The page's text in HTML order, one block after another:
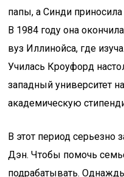
папы, а Синди
В 1984 году она
вуз Иллинойса, где
Училась Кроуфорд
западный университет
академическую
В этот период серьезно
Дэн. Чтобы помочь
подрабатывать.